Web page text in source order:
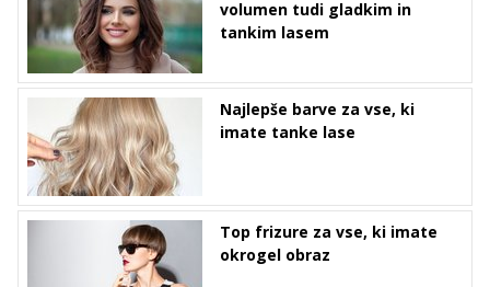
volumen tudi gladkim in
tankim lasem
Najlepše barve za vse, ki
imate tanke lase
Top frizure za vse, ki imate
okrogel obraz